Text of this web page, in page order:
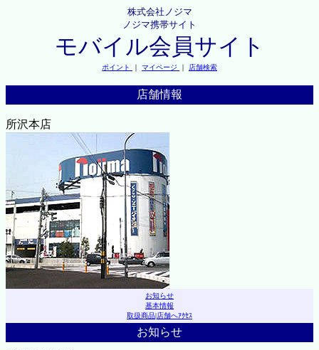
株式会社ノジマ
ノジマ携帯サイト
モバイル会員サイト
ポイント ｜ マイページ ｜ 店舗検索
店舗情報
所沢本店
お知らせ
基本情報
取扱商品|店舗へｱｸｾｽ
お知らせ